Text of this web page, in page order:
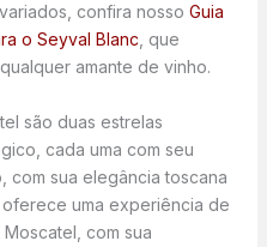
confira nosso Guia
o Seyval Blanc , que
amante de vinho.
são duas estrelas
cada uma com seu
com sua elegância toscana
uma experiência de
com sua